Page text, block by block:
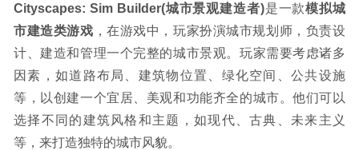
Cityscapes: Sim Builder(城市景观建造者)是一款模拟城
市建造类游戏 ，在游戏中，玩家扮演城市规划师，负责设
计、建造和管理一个完整的城市景观。玩家需要考虑诸多
因素，如道路布局、建筑物位置、绿化空间、公共设施
等，以创建一个宜居、美观和功能齐全的城市。他们可以
选择不同的建筑风格和主题，如现代、古典、未来主义
等，来打造独特的城市风貌。